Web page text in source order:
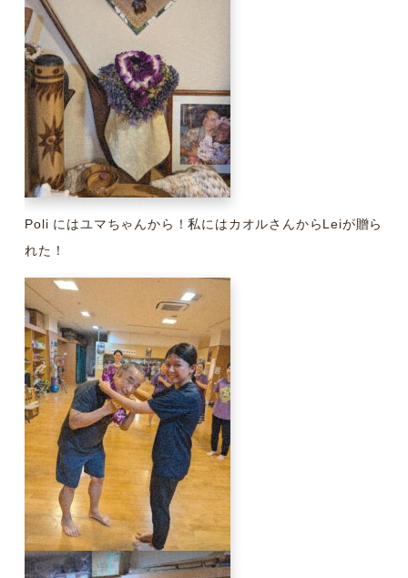
Poli にはユマちゃんから！私にはカオルさんからLeiが贈ら
れた！